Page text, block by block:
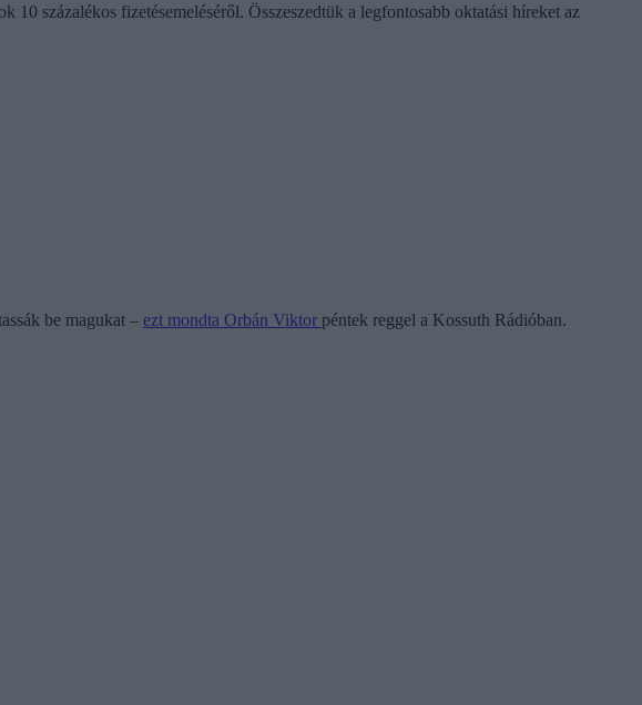
10 százalékos fizetésemeléséről. Összeszedtük a legfontosabb oktatási híreket az
be magukat – ezt mondta Orbán Viktor péntek reggel a Kossuth Rádióban.